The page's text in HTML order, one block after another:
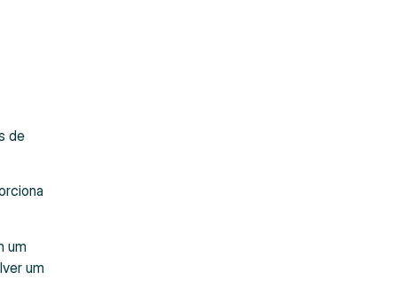
de
um
um